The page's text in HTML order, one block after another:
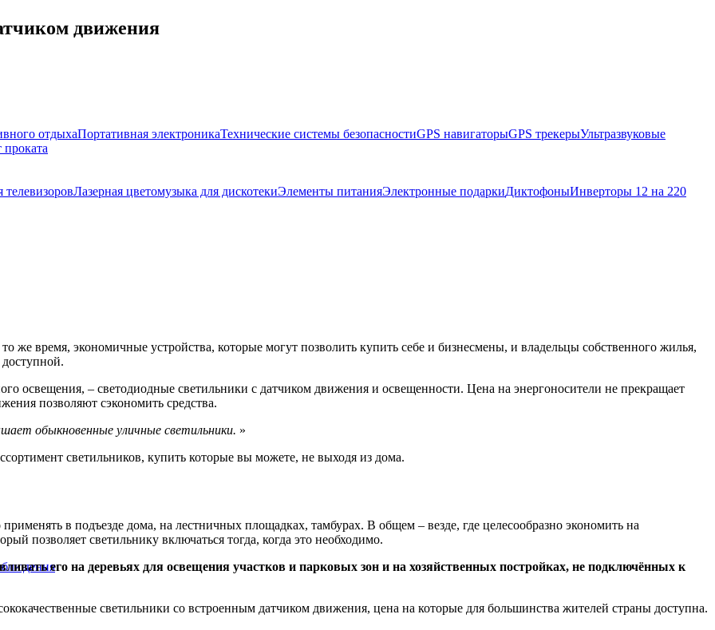
движения
отдыхаПортативная электроникаТехнические системы безопасностиGPS навигаторыGPS трекерыУльтразвуковые
Лазерная цветомузыка для дискотекиЭлементы питанияЭлектронные подаркиДиктофоныИнверторы 12 на 220
же время, экономичные устройства, которые могут позволить купить себе и бизнесмены, и владельцы собственного жилья,
доступной.
освещения, – светодиодные светильники с датчиком движения и освещенности. Цена на энергоносители не прекращает
позволяют сэкономить средства.
обыкновенные уличные светильники.
светильников, купить которые вы можете, не выходя из дома.
в подъезде дома, на лестничных площадках, тамбурах. В общем – везде, где целесообразно экономить на
позволяет светильнику включаться тогда, когда это необходимо.
его на деревьях для освещения участков и парковых зон и на хозяйственных постройках, не подключённых к
светильники со встроенным датчиком движения, цена на которые для большинства жителей страны доступна.